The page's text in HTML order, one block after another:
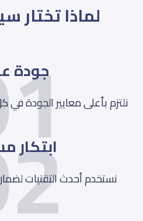
لماذا تختار
جودة
نلتزم بأعلى معايير الجودة في
ابتكار
نستخدم أحدث التقنيات